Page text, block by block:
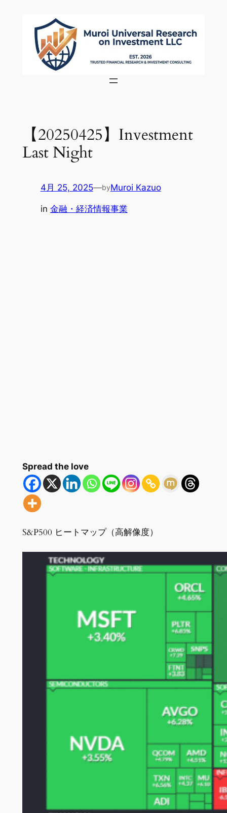
【20250425】Investment
Last Night
4月 25, 2025—byMuroi Kazuo
in 金融・経済情報事業
Spread the love
S&P500 ヒートマップ（高解像度）